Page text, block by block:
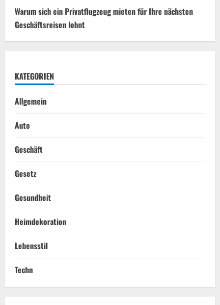
Warum sich ein Privatflugzeug mieten für Ihre nächsten
Geschäftsreisen lohnt
KATEGORIEN
Allgemein
Auto
Geschäft
Gesetz
Gesundheit
Heimdekoration
Lebensstil
Techn